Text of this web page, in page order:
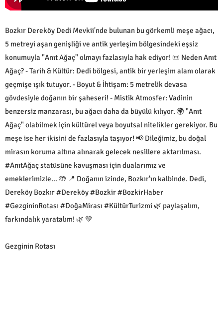
Bozkır Dereköy Dedi Mevkii'nde bulunan bu görkemli meşe ağacı,
5 metreyi aşan genişliği ve antik yerleşim bölgesindeki eşsiz
konumuyla "Anıt Ağaç" olmayı fazlasıyla hak ediyor! 📜 Neden Anıt
Ağaç? - Tarih & Kültür: Dedi bölgesi, antik bir yerleşim alanı olarak
geçmişe ışık tutuyor. - Boyut & İhtişam: 5 metrelik devasa
gövdesiyle doğanın bir şaheseri! - Mistik Atmosfer: Vadinin
benzersiz manzarası, bu ağacı daha da büyülü kılıyor. 🌍 "Anıt
Ağaç" olabilmek için kültürel veya boyutsal nitelikler gerekiyor. Bu
meşe ise her ikisini de fazlasıyla taşıyor! 📢 Dileğimiz, bu doğal
mirasın koruma altına alınarak gelecek nesillere aktarılması.
#AnıtAğaç statüsüne kavuşması için dualarımız ve
emeklerimizle… 🤲 📍 Doğanın izinde, Bozkır'ın kalbinde. Dedi,
Dereköy Bozkır #Dereköy #Bozkir #BozkirHaber
#GezgininRotası #DoğaMirası #KültürTurizmi 🌿 paylaşalım,
farkındalık yaratalım! 🌿 💚
Gezginin Rotası